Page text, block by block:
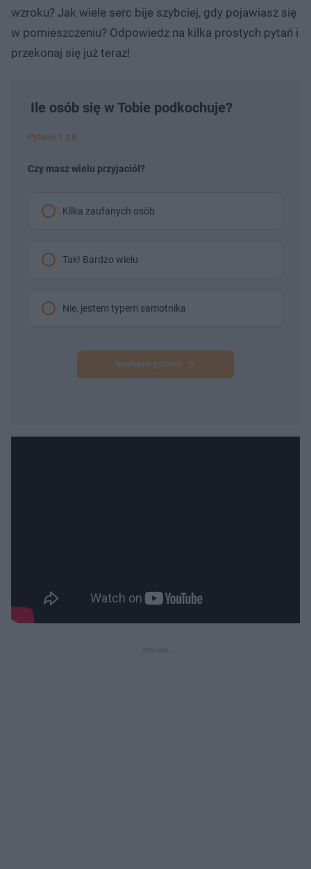
wzroku? Jak wiele serc bije szybciej, gdy pojawiasz się
w pomieszczeniu? Odpowiedz na kilka prostych pytań i
przekonaj się już teraz!
Ile osób się w Tobie podkochuje?
Pytanie 1 z 8
Czy masz wielu przyjaciół?
Kilka zaufanych osób
Tak! Bardzo wielu
Nie, jestem typem samotnika
Następne pytanie